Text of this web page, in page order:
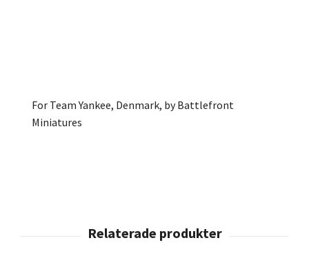
For Team Yankee, Denmark, by Battlefront
Miniatures